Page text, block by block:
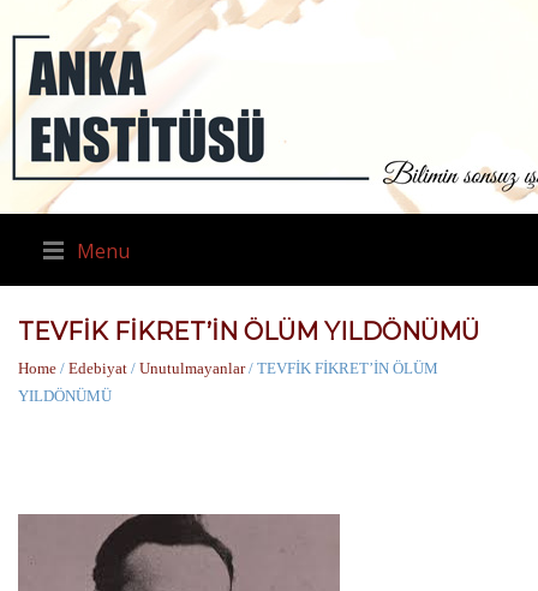
Menu
TEVFİK FİKRET’İN ÖLÜM YILDÖNÜMÜ
Home / Edebiyat / Unutulmayanlar/ TEVFİK FİKRET’İN ÖLÜM
YILDÖNÜMÜ